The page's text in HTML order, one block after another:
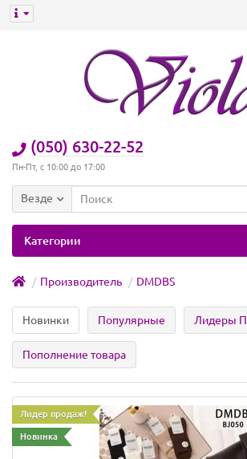
(050) 630-22-52
Пн-Пт, с 10:00 до 17:00
Везде
Категории
Производитель DMDBS
Новинки Популярные Лидеры
Пополнение товара
Лидер продаж!
Новинка